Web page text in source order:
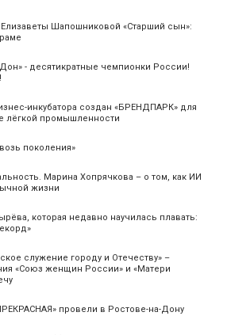
Шапошниковой «Старший сын»:
- десятикратные чемпионки России!
инкубатора создан «БРЕНДПАРК» для
лёгкой промышленности
поколения»
Марина Хопрячкова – о том, как ИИ
жизни
которая недавно научилась плавать:
служение городу и Отечеству» –
«Союз женщин России» и «Матери
провели в Ростове-на-Дону